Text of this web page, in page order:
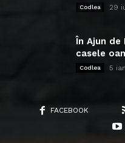
Codlea 29
În Ajun
casele
Codlea 5
FACEBOOK